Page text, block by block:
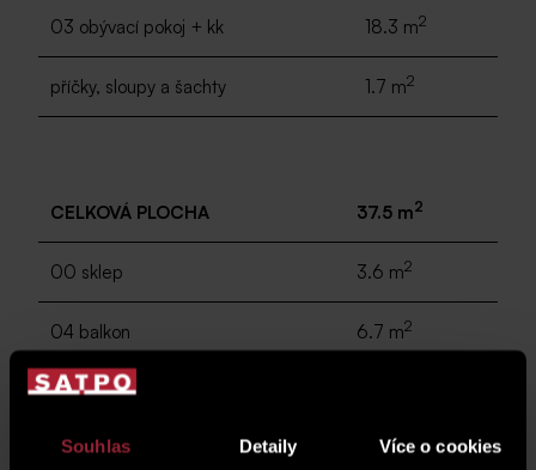
Souhlas Detaily Více o cookies
03 obývací pokoj + kk 18.3 m2
příčky, sloupy a šachty 1.7 m2
CELKOVÁ PLOCHA 37.5 m2
00 sklep 3.6 m2
04 balkon 6.7 m2
parkovací stání G.02.102